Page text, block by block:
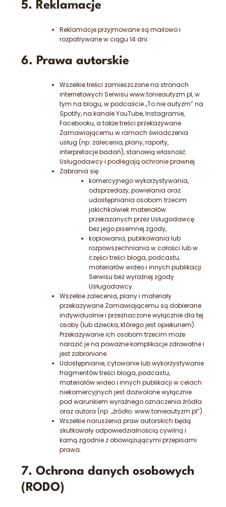
5. Reklamacje
Reklamacje przyjmowane są mailowo i
rozpatrywane w ciągu 14 dni.
6. Prawa autorskie
Wszelkie treści zamieszczone na stronach
internetowych Serwisu www.tonieautyzm.pl, w
tym na blogu, w podcaście„To nie autyzm” na
Spotify, na kanaleYouTube,Instagramie,
Facebooku, a także treści przekazywane
Zamawiającemu w ramach świadczenia
usług (np. zalecenia, plany, raporty,
interpretacje badań), stanowią własność
Usługodawcy i podlegają ochronie prawnej.
Zabrania się:
komercyjnego wykorzystywania,
odsprzedaży, powielania oraz
udostępniania osobom trzecim
jakichkolwiek materiałów
przekazanych przez Usługodawcę
bez jego pisemnej zgody,
kopiowania, publikowania lub
rozpowszechniania w całości lub w
części treści bloga, podcastu,
materiałów wideo i innych publikacji
Serwisu bez wyraźnej zgody
Usługodawcy.
Wszelkie zalecenia, plany i materiały
przekazywane Zamawiającemu są dobierane
indywidualnie i przeznaczone wyłącznie dla tej
osoby (lub dziecka, którego jest opiekunem).
Przekazywanie ich osobom trzecim może
narazić je na poważne komplikacje zdrowotne i
jest zabronione.
Udostępnianie, cytowanie lub wykorzystywanie
fragmentów treści bloga, podcastu,
materiałów wideo i innych publikacji w celach
niekomercyjnych jest dozwolone wyłącznie
pod warunkiem wyraźnego oznaczenia źródła
oraz autora (np. „źródło: www.tonieautyzm.pl”).
Wszelkie naruszenia praw autorskich będą
skutkowały odpowiedzialnością cywilną i
karną zgodnie z obowiązującymi przepisami
prawa.
7. Ochrona danych osobowych
(RODO)